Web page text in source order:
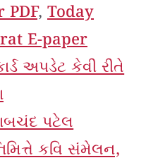
, Today
E-paper
અપડેટ કેવી રીતે
પટેલ
કવિ સંમેલન,